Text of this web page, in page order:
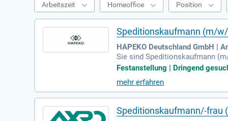
Arbeitszeit Homeoffice Position
Speditionskaufmann (m/
HAPEKO Deutschland GmbH |
Sie sind Speditionskaufmann
m Logistikbereich? Ihre
ein Teamplayer, der
esser zu werden. Profitieren
ehmen. Sichern Sie sich einen
Festanstellung | Dringend
mehr erfahren
Speditionskaufmann/-frau